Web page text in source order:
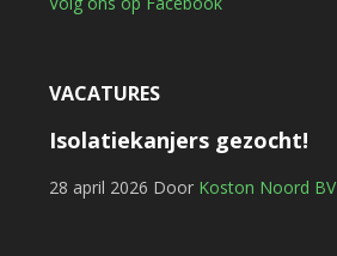
VACATURES
Isolatiekanjers gezocht!
28 april 2026 Door Koston Noord BV